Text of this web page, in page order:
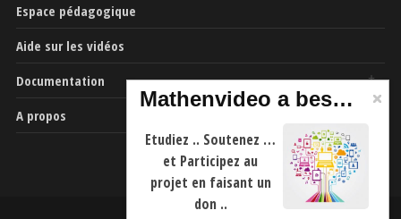
Espace pédagogique
Aide sur les vidéos
Documentation
A propos
Mathenvideo a besoin de vous
Etudiez .. Soutenez …
et Participez au
projet en faisant un
don ..